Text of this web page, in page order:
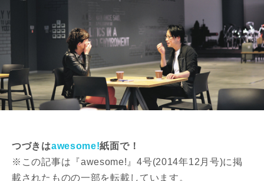
つづきはawesome!紙面で！
※この記事は『awesome!』4号(2014年12月号)に掲
載されたものの一部を転載しています。